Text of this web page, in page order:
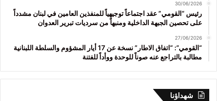
30/06/2026
رئيس “القومي” عقد اجتماعاً توجيهياً للمنفذين العامين في لبنان مشدداً
على تحصين الجبهة الداخلية ومنبهاً من سرديات تبرير العدوان
27/06/2026
“القومي”: “اتفاق الاطار” نسخة عن 17 أيار المشؤوم والسلطة اللبنانية
مطالبة بالتراجع عنه صوناً للوحدة ووأداً للفتنة
شهداؤنا